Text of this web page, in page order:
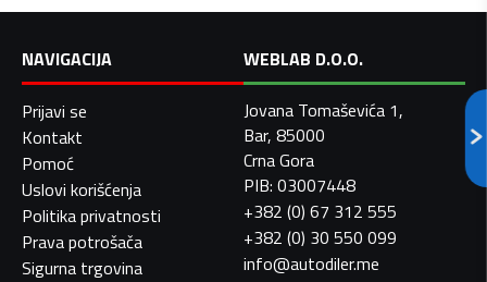
NAVIGACIJA
Prijavi se
Kontakt
Pomoć
Uslovi korišćenja
Politika privatnosti
Prava potrošača
Sigurna trgovina
WEBLAB D.O.O.
Jovana Tomaševića 1,
Bar, 85000
Crna Gora
PIB: 03007448
+382 (0) 67 312 555
+382 (0) 30 550 099
info@autodiler.me